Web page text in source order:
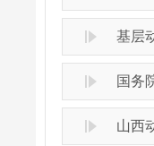
基层
国务
山西